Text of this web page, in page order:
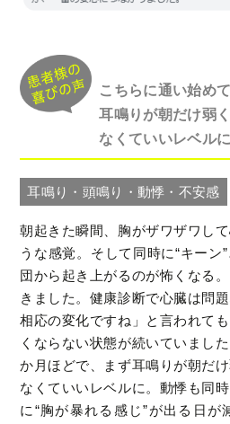
こちらに通い始め
耳鳴りが朝だけ弱
なくていいレベルに
耳鳴り・頭鳴り・動悸・不安感
朝起きた瞬間、胸がザワザワし
うな感覚。そして同時に“キーン
団から起き上がるのが怖くなる
きました。健康診断で心臓は問
相応の変化ですね」と言われて
くならない状態が続いていまし
か月ほどで、まず耳鳴りが朝だ
なくていいレベルに。動悸も同
に“胸が暴れる感じ”が出る日が